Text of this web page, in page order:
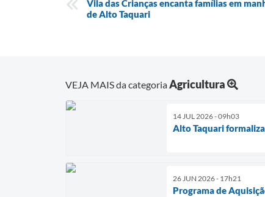
Vila das Crianças encanta famílias em
de Alto Taquari
VEJA MAIS da categoriaAgricultura
14 JUL 2026 - 09h03
Alto Taquari
26 JUN 2026 - 17h21
Programa de